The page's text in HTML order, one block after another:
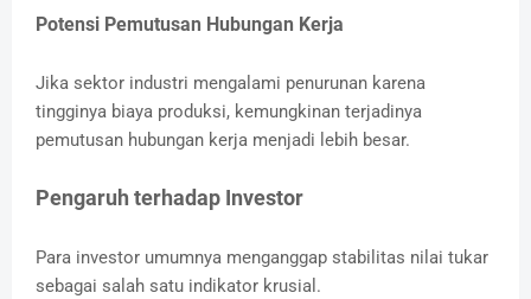
Potensi Pemutusan Hubungan Kerja
Jika sektor industri mengalami penurunan karena
tingginya biaya produksi, kemungkinan terjadinya
pemutusan hubungan kerja menjadi lebih besar.
Pengaruh terhadap Investor
Para investor umumnya menganggap stabilitas nilai tukar
sebagai salah satu indikator krusial.